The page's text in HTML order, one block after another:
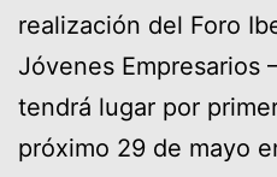
realización del Foro
Jóvenes Empresarios
tendrá lugar por
próximo 29 de mayo